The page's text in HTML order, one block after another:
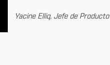
Yacine Elliq, Jefe de Producto